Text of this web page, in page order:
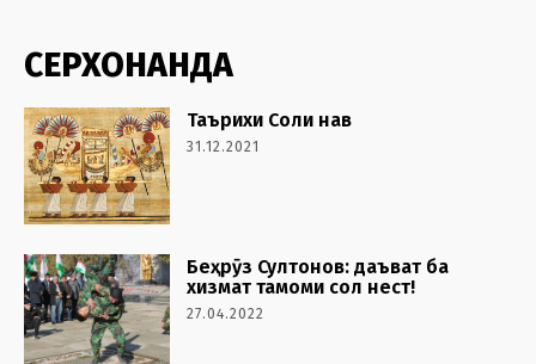
СЕРХОНАНДА
Таърихи Соли нав
31.12.2021
Беҳрӯз Султонов: даъват ба
хизмат тамоми сол нест!
27.04.2022